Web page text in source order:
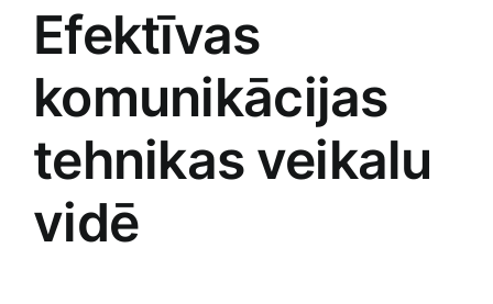
Efektīvas
komunikācijas⁢
tehnikas⁢ veikalu
vidē